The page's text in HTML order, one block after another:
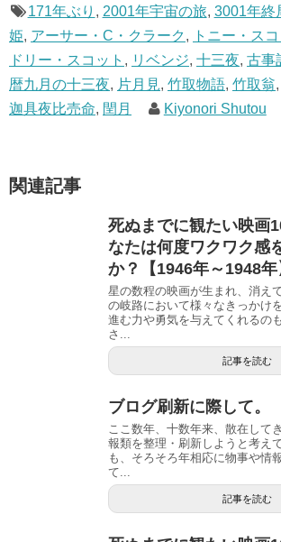
171年ぶり , 2001年宇宙の旅, 3001年終
姫, アーサー・C・クラーク , トニー・スコ
ドリー・スコット , リベンジ, 十三夜, 古事
暦九月の十三夜, 片月見, 竹取物語, 竹取翁,
迦具夜比売命, 閏月 Kiyonori Shutou
関連記事
死ぬまでに観たい映
なたは何度ワクワク感
か？【1946年～1948年
星の数程の映画が生まれ、消え
の岐路において様々なきっかけ
進む力や勇気を与えてくれるの
さ...
記事を読む
ブログ刷新に際して。
ここ数年、十数年来、散在して
報類を整理・刷新しようと考え
も、そろそろ年相応に物事や情
て...
記事を読む